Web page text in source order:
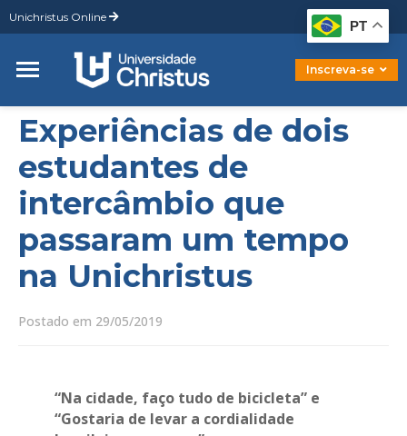
Unichristus Online
Inscreva-se
Graduação
Pós-Graduação
Mestrado
Doutorado
Experiências de dois
estudantes de
intercâmbio que
passaram um tempo
na Unichristus
Postado em 29/05/2019
“Na cidade, faço tudo de bicicleta” e
“Gostaria de levar a cordialidade
PT